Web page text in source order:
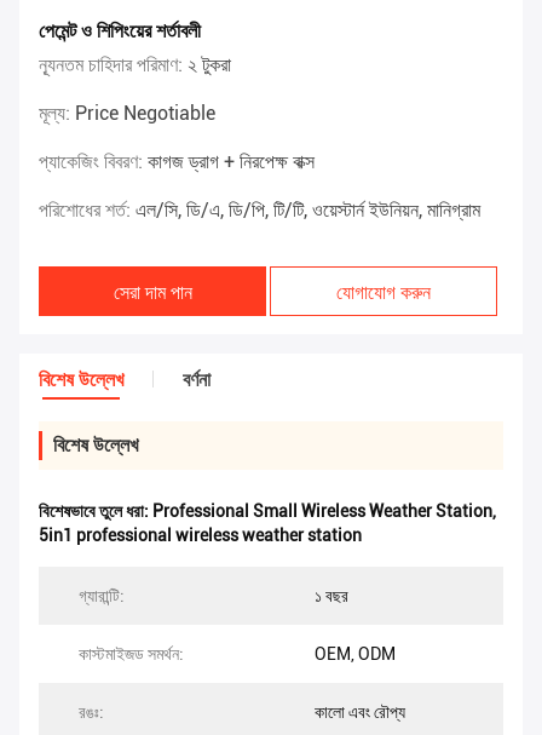
পেমেন্ট ও শিপিংয়ের শর্তাবলী
ন্যূনতম চাহিদার পরিমাণ: ২ টুকরা
মূল্য: Price Negotiable
প্যাকেজিং বিবরণ: কাগজ ড্রাগ + নিরপেক্ষ বাক্স
পরিশোধের শর্ত: এল/সি, ডি/এ, ডি/পি, টি/টি, ওয়েস্টার্ন ইউনিয়ন, মানিগ্রাম
সেরা দাম পান যোগাযোগ করুন
বিশেষ উল্লেখ বর্ণনা
বিশেষ উল্লেখ
বিশেষভাবে তুলে ধরা: Professional Small Wireless Weather Station,
5in1 professional wireless weather station
গ্যারান্টি: ১ বছর
কাস্টমাইজড সমর্থন: OEM, ODM
রঙঃ: কালো এবং রৌপ্য